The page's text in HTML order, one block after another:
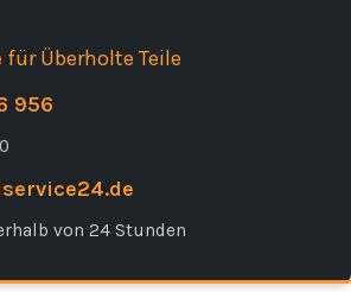
für Überholte Teile
956
von 24 Stunden